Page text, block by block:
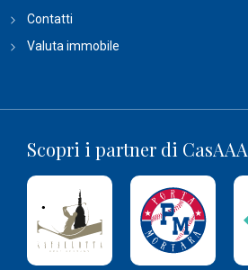
Contatti
Valuta immobile
Scopri i partner di CasAAA